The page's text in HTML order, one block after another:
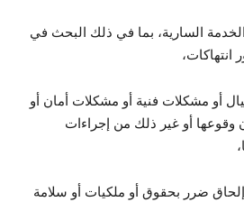
السارية، بما في ذلك البحث في
انتهاكات،
أو مشكلات فنية أو مشكلات أمان أو
وقوعها أو غير ذلك من إجراءات
ضرر بحقوق أو ملكيات أو سلامة